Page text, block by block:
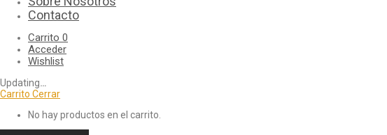
Contacto
Carrito 0
Acceder
Wishlist
Updating…
Carrito Cerrar
No hay productos en el carrito.